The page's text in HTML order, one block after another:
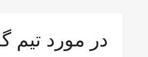
در مورد تیم